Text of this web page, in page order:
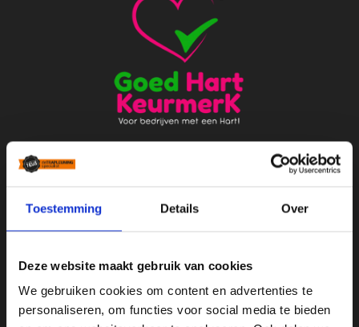
Toestemming Details Over
Deze website maakt gebruik van cookies
We gebruiken cookies om content en advertenties te
personaliseren, om functies voor social media te bieden
Houten trapleuning met houders
RVS trapleuningen